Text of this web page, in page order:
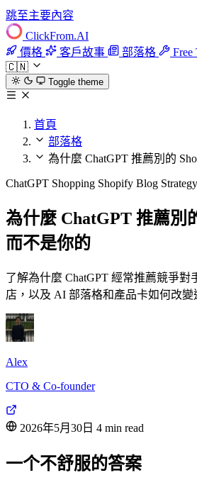
跳至主要內容
ClickFrom.AI
價格
客戶故事 部落格 Free
🇨🇳
Toggle theme
首頁
部落格
為什麼 ChatGPT 推薦別的
ChatGPT Shopping Shopify Blog Strategy
為什麼 ChatGPT 推薦別
而不是你的
了解為什麼 ChatGPT 經常推薦競爭對
店，以及 AI 部落格和產品卡如何改變
Alex
CTO & Co-founder
2026年5月30日 4 min read
一个不舒服的答案